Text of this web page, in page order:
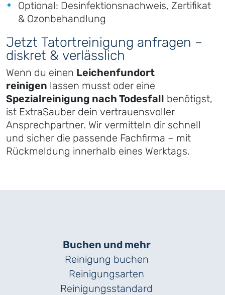
Optional: Desinfektionsnachweis, Zertifikat
& Ozonbehandlung
Jetzt Tatortreinigung anfragen –
diskret & verlässlich
Wenn du einen Leichenfundort
reinigen lassen musst oder eine
Spezialreinigung nach Todesfall benötigst,
ist ExtraSauber dein vertrauensvoller
Ansprechpartner. Wir vermitteln dir schnell
und sicher die passende Fachfirma – mit
Rückmeldung innerhalb eines Werktags.
Buchen und mehr
Reinigung buchen
Reinigungsarten
Reinigungs­standard